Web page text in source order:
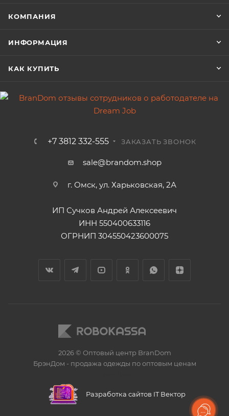
КОМПАНИЯ
ИНФОРМАЦИЯ
КАК КУПИТЬ
+7 3812 332-555 ЗАКАЗАТЬ ЗВОНОК
sale@brandom.shop
г. Омск, ул. Харьковская, 2А
ИП Сучков Андрей Алексеевич
ИНН 550400633116
ОГРНИП 304550423600075
2026 © Оптовый центр BranDom
БрэнДом - продажа одежды по оптовым ценам
Разработка сайтов IT Вектор